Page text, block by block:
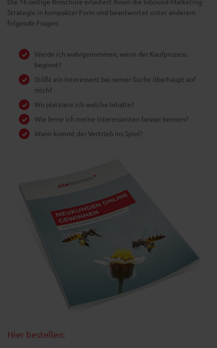
Strategie in kompakter Form und beantwortet unter anderem
folgende Fragen:
Werde ich wahrgenommen, wenn der Kaufprozess
beginnt?
Stößt ein Interessent bei seiner Suche überhaupt auf
mich?
Wo platziere ich welche Inhalte?
Wie lerne ich meine Interessenten besser kennen?
Wann kommt der Vertrieb ins Spiel?
Hier bestellen: